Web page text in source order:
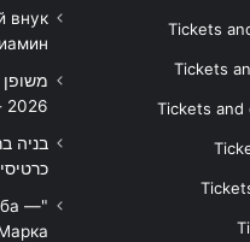
Tickets
Tickets
Tickets and
внук
2026 - כרטיסים ולוח הופעות
—